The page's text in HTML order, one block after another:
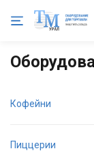
Главная По
Кофейни
Пиццерии